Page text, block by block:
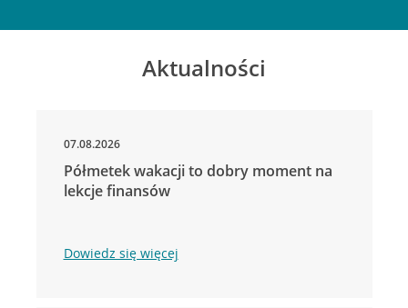
Aktualności
07.08.2026
Półmetek wakacji to dobry moment na
lekcje finansów
Dowiedz się więcej